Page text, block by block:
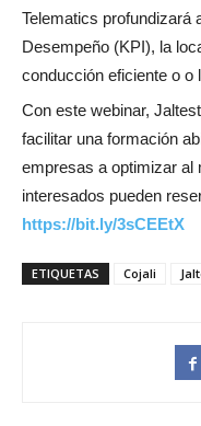
Telematics profundizará
Desempeño (KPI), la
conducción eficiente o o
Con este webinar,
facilitar una formación
empresas a optimizar al
interesados pueden
https://bit.ly/3sCEEtX
ETIQUETAS Cojali